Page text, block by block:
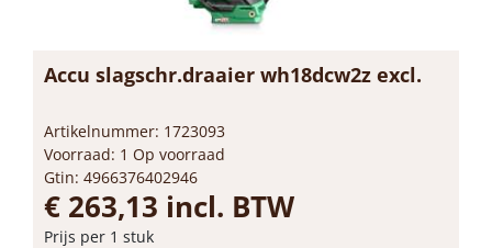
Accu slagschr.draaier wh18dcw2z excl.
Artikelnummer: 1723093
Voorraad: 1 Op voorraad
Gtin: 4966376402946
€ 263,13 incl. BTW
Prijs per 1 stuk